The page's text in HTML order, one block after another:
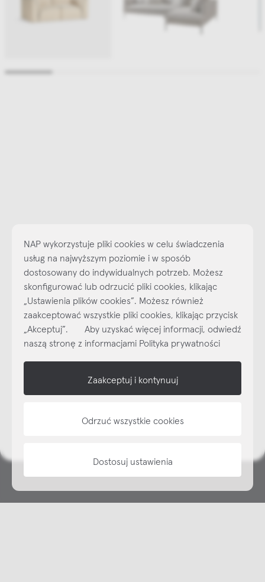
Najlepsze inspiracje i promocje na wyciągnięcie ręki, zapisz się już
dzisiaj do naszego cyklicznego newslettera!
SubskrybujNEWSLETTER
NAP
NAP wykorzystuje pliki cookies w celu świadczenia
usług na najwyższym poziomie i w sposób
dostosowany do indywidualnych potrzeb. Możesz
skonfigurować lub odrzucić pliki cookies, klikając
„Ustawienia plików cookies”. Możesz również
zaakceptować wszystkie pliki cookies, klikając przycisk
„Akceptuj”. Aby uzyskać więcej informacji, odwiedź
naszą stronę z informacjami Polityka prywatności
Zaakceptuj i kontynuuj
Odrzuć wszystkie cookies
Dostosuj ustawienia